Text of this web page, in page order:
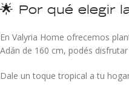
🌟 Por qué elegir
En Valyria Home ofrecemos
Adán de 160 cm, podés
Dale un toque tropical a tu